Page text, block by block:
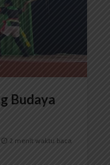
Budaya
2 menit waktu baca